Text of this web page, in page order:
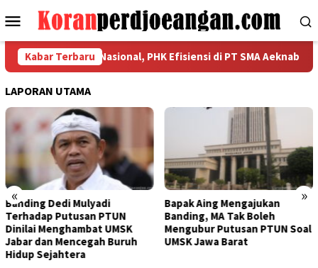
ke
Menu
Mobile
Kabar Terbaru
Kekuatan Nasional, PHK Efisiensi di PT SMA Aeknabara
LAPORAN UTAMA
« »
Bapak Aing Mengajukan
Banding, MA Tak Boleh
Mengubur Putusan PTUN Soal
UMSK Jawa Barat
Sengketa UMSK Jabar 2026
Tak Berkesudahan, Dedi
Mulyadi Terancam
Pemberhentian Sementara